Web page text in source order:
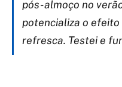
pós-almoço no
potencializa o
refresca. Testei e